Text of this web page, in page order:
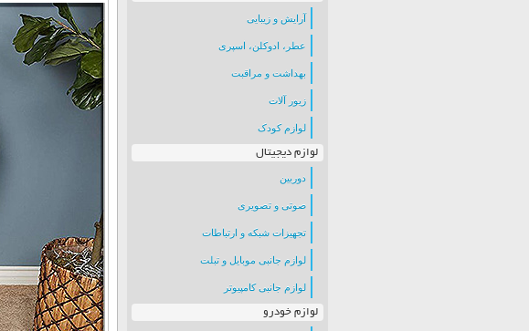
آرایش و زیبایی
عطر، ادوکلن، اسپری
بهداشت و مراقبت
زیور آلات
لوازم کودک
لوازم دیجیتال
دوربین
صوتی و تصویری
تجهیزات شبکه و ارتباطات
لوازم جانبی موبایل و تبلت
لوازم جانبی کامپیوتر
لوازم خودرو